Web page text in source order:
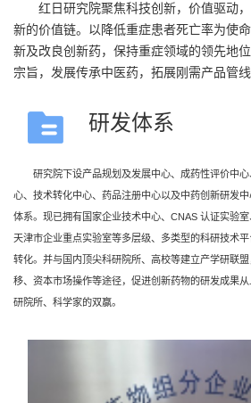
红日研究院聚焦科技创新，价值驱动
新的价值链。以降低重症患者死亡率为使
新及改良创新药，保持重症领域的领先地
宗旨，发展传承中医药，拓展刚需产品管线
研发体系
研究院下设产品规划及发展中心、成药性评价中
心、技术转化中心、药品注册中心以及中药创新研发
体系。现已拥有国家企业技术中心、CNAS 认证实验室
天津市企业重点实验室等多层级、多类型的科研技术
转化。并与国内顶尖科研院所、高校等建立产学研联
移、资本市场操作等途径，促进创新药物的研发成果
研院所、科学家的双赢。